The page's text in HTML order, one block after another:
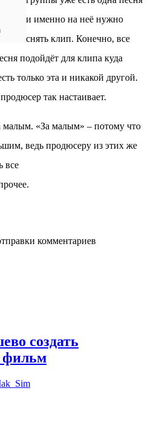
и именно на неё нужно
снять клип. Конечно, все
подойдёт для клипа куда
только эта и никакой другой.
так настаивает.
малым. «За малым» – потому что
ведь продюсеру из этих же
все
комментариев
создать
фильм